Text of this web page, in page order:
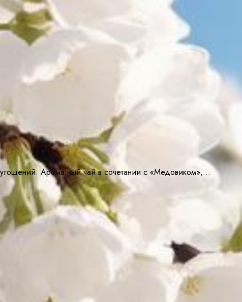
Ароматный чай в сочетании с «Медовиком»,…